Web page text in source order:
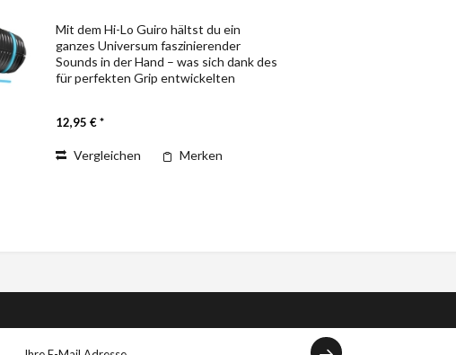
Mit dem Hi-Lo Guiro hältst du ein
ganzes Universum faszinierender
Sounds in der Hand – was sich dank des
für perfekten Grip entwickelten
flexiblen Klangkörper...
12,95 € *
Vergleichen Merken